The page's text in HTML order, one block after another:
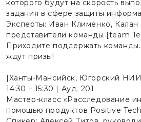
которого будут на скорость
задания в сфере защиты
Эксперты: Иван Клименко,
представители команды [team
Приходите поддержать
ждут призы!
|Ханты-Мансийск, Югорский НИИ
14:30 – 15:30 | Ауд. 201
Мастер-класс «Расследование
помощью продуктов Positive